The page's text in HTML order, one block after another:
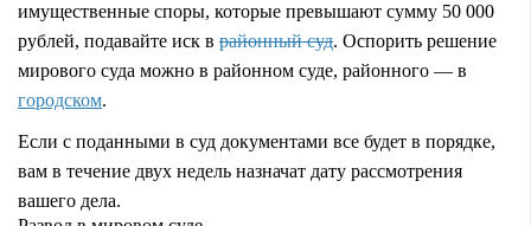
имущественные споры, которые превышают сумму 50 000
рублей, подавайте иск в районный суд. Оспорить решение
мирового суда можно в районном суде, районного — в
городском.
Если с поданными в суд документами все будет в порядке,
вам в течение двух недель назначат дату рассмотрения
вашего дела.